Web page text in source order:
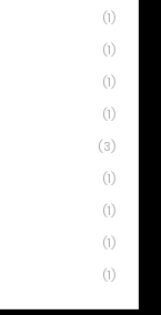
(1)
(1)
(1)
(1)
(3)
(1)
(1)
(1)
(1)